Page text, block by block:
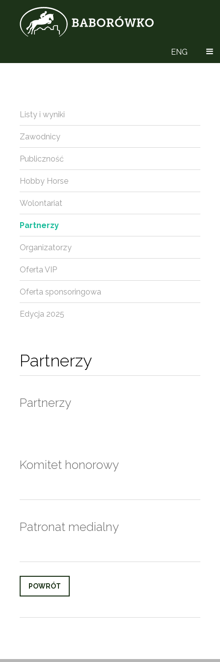
ENG
Partnerzy
Partnerzy
Komitet honorowy
Patronat medialny
POWRÓT
Listy i wyniki
Zawodnicy
Publiczność
Hobby Horse
Wolontariat
Partnerzy
Organizatorzy
Oferta VIP
Oferta sponsoringowa
Edycja 2025